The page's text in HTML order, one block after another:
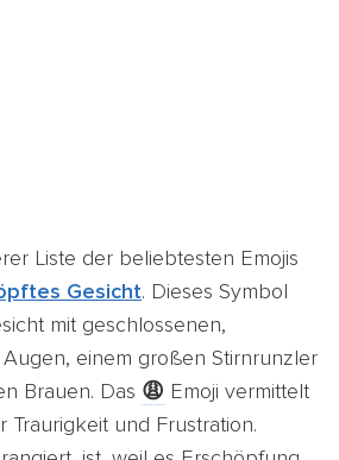
Liste der beliebtesten Emojis
Gesicht. Dieses Symbol
mit geschlossenen,
einem großen Stirnrunzler
Brauen. Das 😩 Emoji vermittelt
und Frustration.